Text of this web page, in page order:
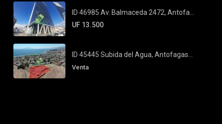
ID 46985 Av. Balmaceda 2472, Antofa...
UF 13.500
ID 45445 Subida del Agua, Antofagas...
Venta